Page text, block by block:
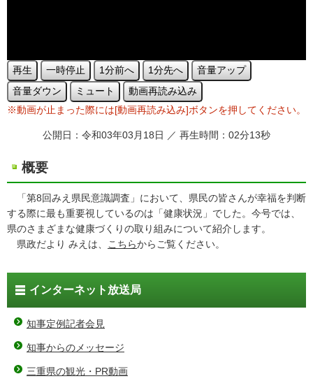
再生 一時停止 1分前へ 1分先へ
音量アップ
音量ダウン
ミュート
動画再読み込み
※動画が止まった際には[動画再読み込み]ボタンを押してください。
公開日：令和03年03月18日 ／ 再生時間：02分13秒
概要
「第8回みえ県民意識調査」において、県民の皆さんが幸福を判断
する際に最も重要視しているのは「健康状況」でした。今号では、
県のさまざまな健康づくりの取り組みについて紹介します。
県政だより みえは、
こちらからご覧ください。
インターネット放送局
知事定例記者会見
知事からのメッセージ
三重県の観光・PR動画